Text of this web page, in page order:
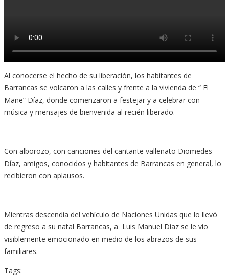
Al conocerse el hecho de su liberación, los habitantes de
Barrancas se volcaron a las calles y frente a la vivienda de “ El
Mane” Díaz, donde comenzaron a festejar y a celebrar con
música y mensajes de bienvenida al recién liberado.
Con alborozo, con canciones del cantante vallenato Diomedes
Díaz, amigos, conocidos y habitantes de Barrancas en general, lo
recibieron con aplausos.
Mientras descendía del vehículo de Naciones Unidas que lo llevó
de regreso a su natal Barrancas, a Luis Manuel Diaz se le vio
visiblemente emocionado en medio de los abrazos de sus
familiares.
Tags: